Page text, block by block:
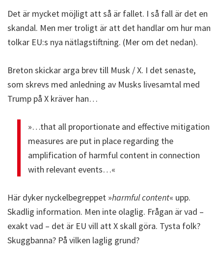
Det är mycket möjligt att så är fallet. I så fall är det en
skandal. Men mer troligt är att det handlar om hur man
tolkar EU:s nya nätlagstiftning. (Mer om det nedan).
Breton skickar arga brev till Musk / X. I det senaste,
som skrevs med anledning av Musks livesamtal med
Trump på X kräver han…
»…that all proportionate and effective mitigation
measures are put in place regarding the
amplification of harmful content in connection
with relevant events…«
Här dyker nyckelbegreppet »harmful content« upp.
Skadlig information. Men inte olaglig. Frågan är vad –
exakt vad – det är EU vill att X skall göra. Tysta folk?
Skuggbanna? På vilken laglig grund?